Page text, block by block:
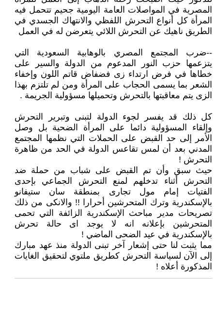
المصرية في المواصلات العامة اليومية جحيم تتحمل فيه
المرأة كل أنواع التحرش اللفظي والانتهاك الجسدي في
الطريق ناهيك عن التحرش اللائي يتعرضن له في العمل
--ضرب المجتمع المصري بالوهابية السعودية التي
يتزعمها حزب النور المدعوم من الدولة والسير على
خطاها في فرض ارتداء زى فضفاض قاتم اللون وإخفاء
الشعر بما يسمى الحجاب على المرأة ومن لم تلتزم بهذا
الزى يتم معاقبتها بالتحرش وتحميلها مسؤولية الجريمة .
كل ذلك قد يفسر لجوء الدولة لتبنى وتبرير التحرش
وإلقاء المسؤولية دائما على المرأة الضحية بل وصل
الأمر إلى حد القبض على الحملات التي نظمها المجتمع
المدني بعد أن لمس تقاعس الدولة في الحد من ظاهرة
التحرش !
حيث سبق وأن تم القبض على شباب من حملة ضد
التحرش أثناء تدخلهم لمنع التحرش الجماعي بإحدى
الفتيات إمام مول تجارى بمنطقة سان ستيفانو
بالإسكندرية وترك المتحرشين أحرارا !! والانكى من ذلك
تصريحات مدير مباحث الإسكندرية الزائفة التي تحمى
المتحرشين بإعلانه انه لا يوجد اى حالة تحرش
بالإسكندرية في عيد الضحى الماضي !
مما يثبت لنا حتى إشعار آخر تبنى الدولة منذ عهد مبارك
إلى الآن لسياسة التحرش كطريق ملتوي لتحقيق الغايات
المذكورة أعلاه !